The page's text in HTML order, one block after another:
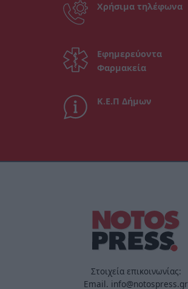
Χρήσιμα τηλέφωνα
Εφημερεύοντα
Φαρμακεία
Κ.Ε.Π Δήμων
Στοιχεία επικοινωνίας:
Email. info@notospress.gr